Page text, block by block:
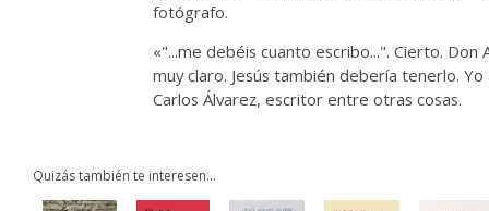
fotógrafo.
«"...me debéis cuanto escribo...". Cierto. Don
muy claro. Jesús también debería tenerlo.
Carlos Álvarez, escritor entre otras cosas.
Quizás también te interesen...